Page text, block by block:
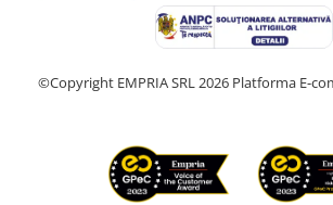
©Copyright EMPRIA SRL 2026 Platforma E-